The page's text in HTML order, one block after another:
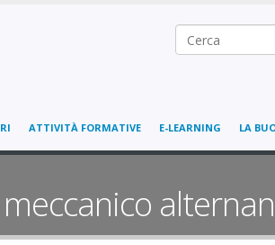
Ricerca nel sito
ATTIVITÀ FORMATIVE E-LEARNING LA